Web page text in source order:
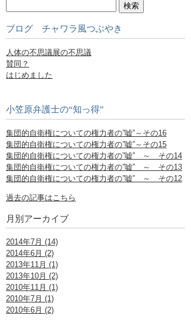
ブログ チャワラ風つぶやき
人体の不思議展の不思議
賛同？
はじめました
小笠原弁護士の“知っ得”
集団的自衛権についての権力者の”嘘”～その16
集団的自衛権についての権力者の”嘘”～その15
集団的自衛権についての権力者の”嘘” ～ その14
集団的自衛権についての権力者の”嘘” ～ その13
集団的自衛権についての権力者の”嘘” ～ その12
過去の記事はこちら
月別アーカイブ
2014年7月 (14)
2014年6月 (2)
2013年11月 (1)
2013年10月 (2)
2010年11月 (1)
2010年7月 (1)
2010年6月 (2)